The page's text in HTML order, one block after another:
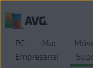
PC Mac
Empresarial